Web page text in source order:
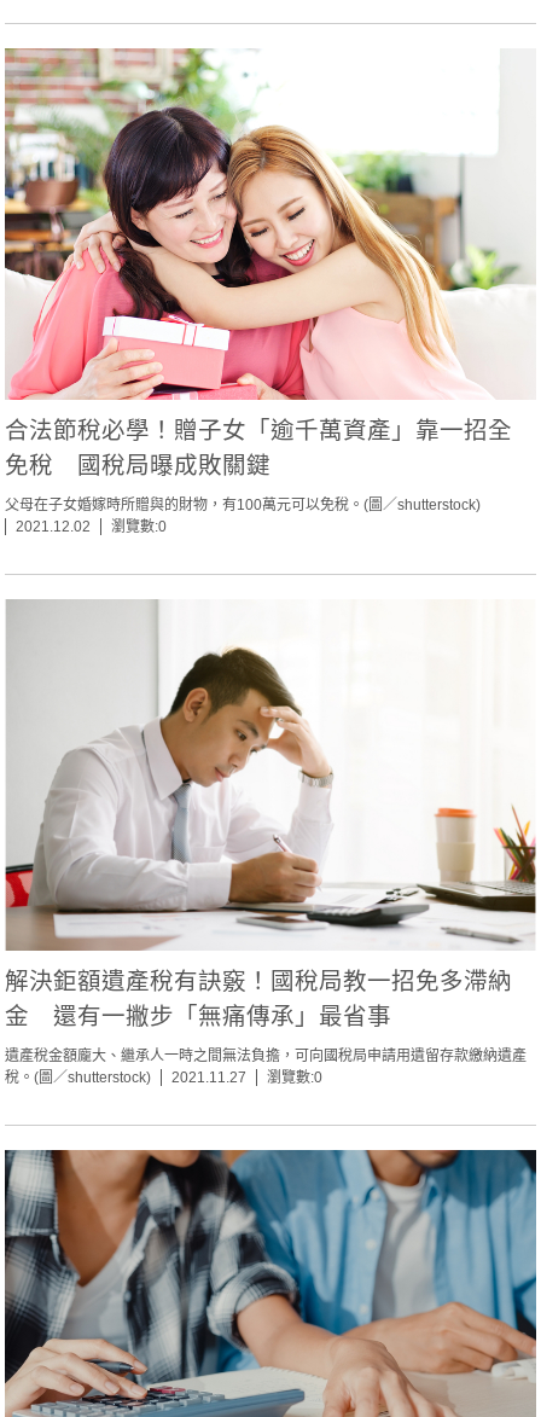
合法節稅必學！贈子女「逾千萬資產」靠一招全
免稅 國稅局曝成敗關鍵
父母在子女婚嫁時所贈與的財物，有100萬元可以免稅。(圖／shutterstock)
2021.12.02
瀏覽數:0
解決鉅額遺產稅有訣竅！國稅局教一招免多滯納
金 還有一撇步「無痛傳承」最省事
遺產稅金額龐大、繼承人一時之間無法負擔，可向國稅局申請用遺留存款繳納遺產
稅。(圖／shutterstock)
2021.11.27 瀏覽數:0